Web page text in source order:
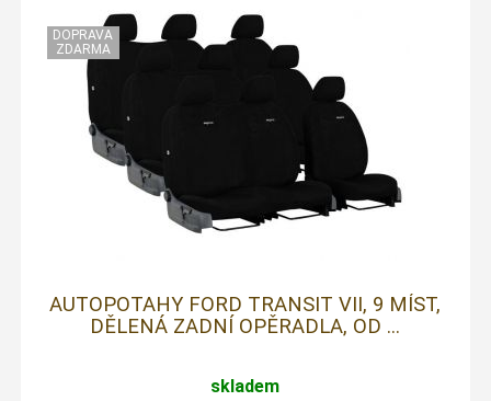
AUTOPOTAHY FORD TRANSIT VII, 9 MÍST,
DĚLENÁ ZADNÍ OPĚRADLA, OD ...
skladem